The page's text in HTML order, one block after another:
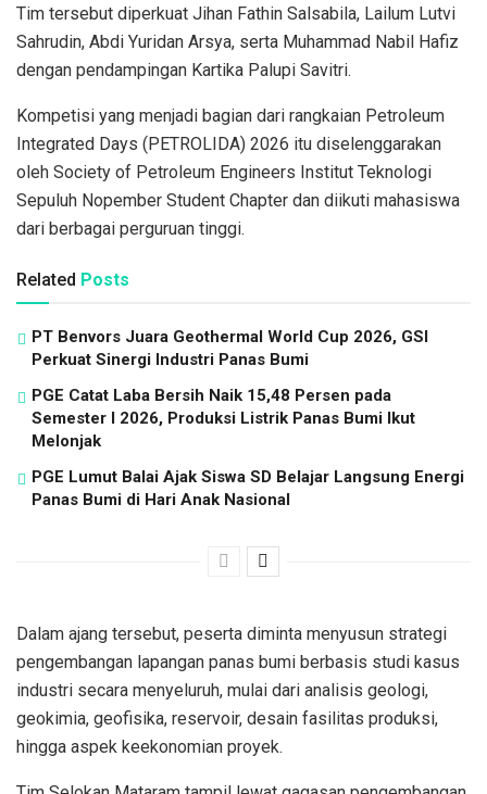
Tim tersebut diperkuat Jihan Fathin Salsabila, Lailum Lutvi
Sahrudin, Abdi Yuridan Arsya, serta Muhammad Nabil Hafiz
dengan pendampingan Kartika Palupi Savitri.
Kompetisi yang menjadi bagian dari rangkaian Petroleum
Integrated Days (PETROLIDA) 2026 itu diselenggarakan
oleh Society of Petroleum Engineers Institut Teknologi
Sepuluh Nopember Student Chapter dan diikuti mahasiswa
dari berbagai perguruan tinggi.
Related Posts
PT Benvors Juara Geothermal World Cup 2026, GSI
Perkuat Sinergi Industri Panas Bumi
PGE Catat Laba Bersih Naik 15,48 Persen pada
Semester I 2026, Produksi Listrik Panas Bumi Ikut
Melonjak
PGE Lumut Balai Ajak Siswa SD Belajar Langsung Energi
Panas Bumi di Hari Anak Nasional
Dalam ajang tersebut, peserta diminta menyusun strategi
pengembangan lapangan panas bumi berbasis studi kasus
industri secara menyeluruh, mulai dari analisis geologi,
geokimia, geofisika, reservoir, desain fasilitas produksi,
hingga aspek keekonomian proyek.